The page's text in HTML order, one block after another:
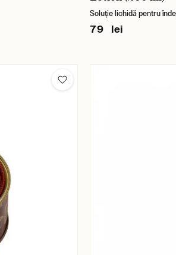
Soluție lichidă pentru
79 lei